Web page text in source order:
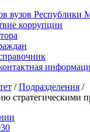
вузов Республики
коррупции
/Подразделения /
стратегическими